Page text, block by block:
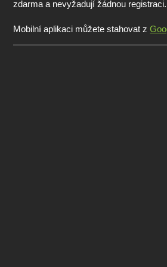
zdarma a nevyžadují žádnou registraci.
Mobilní aplikaci můžete stahovat z